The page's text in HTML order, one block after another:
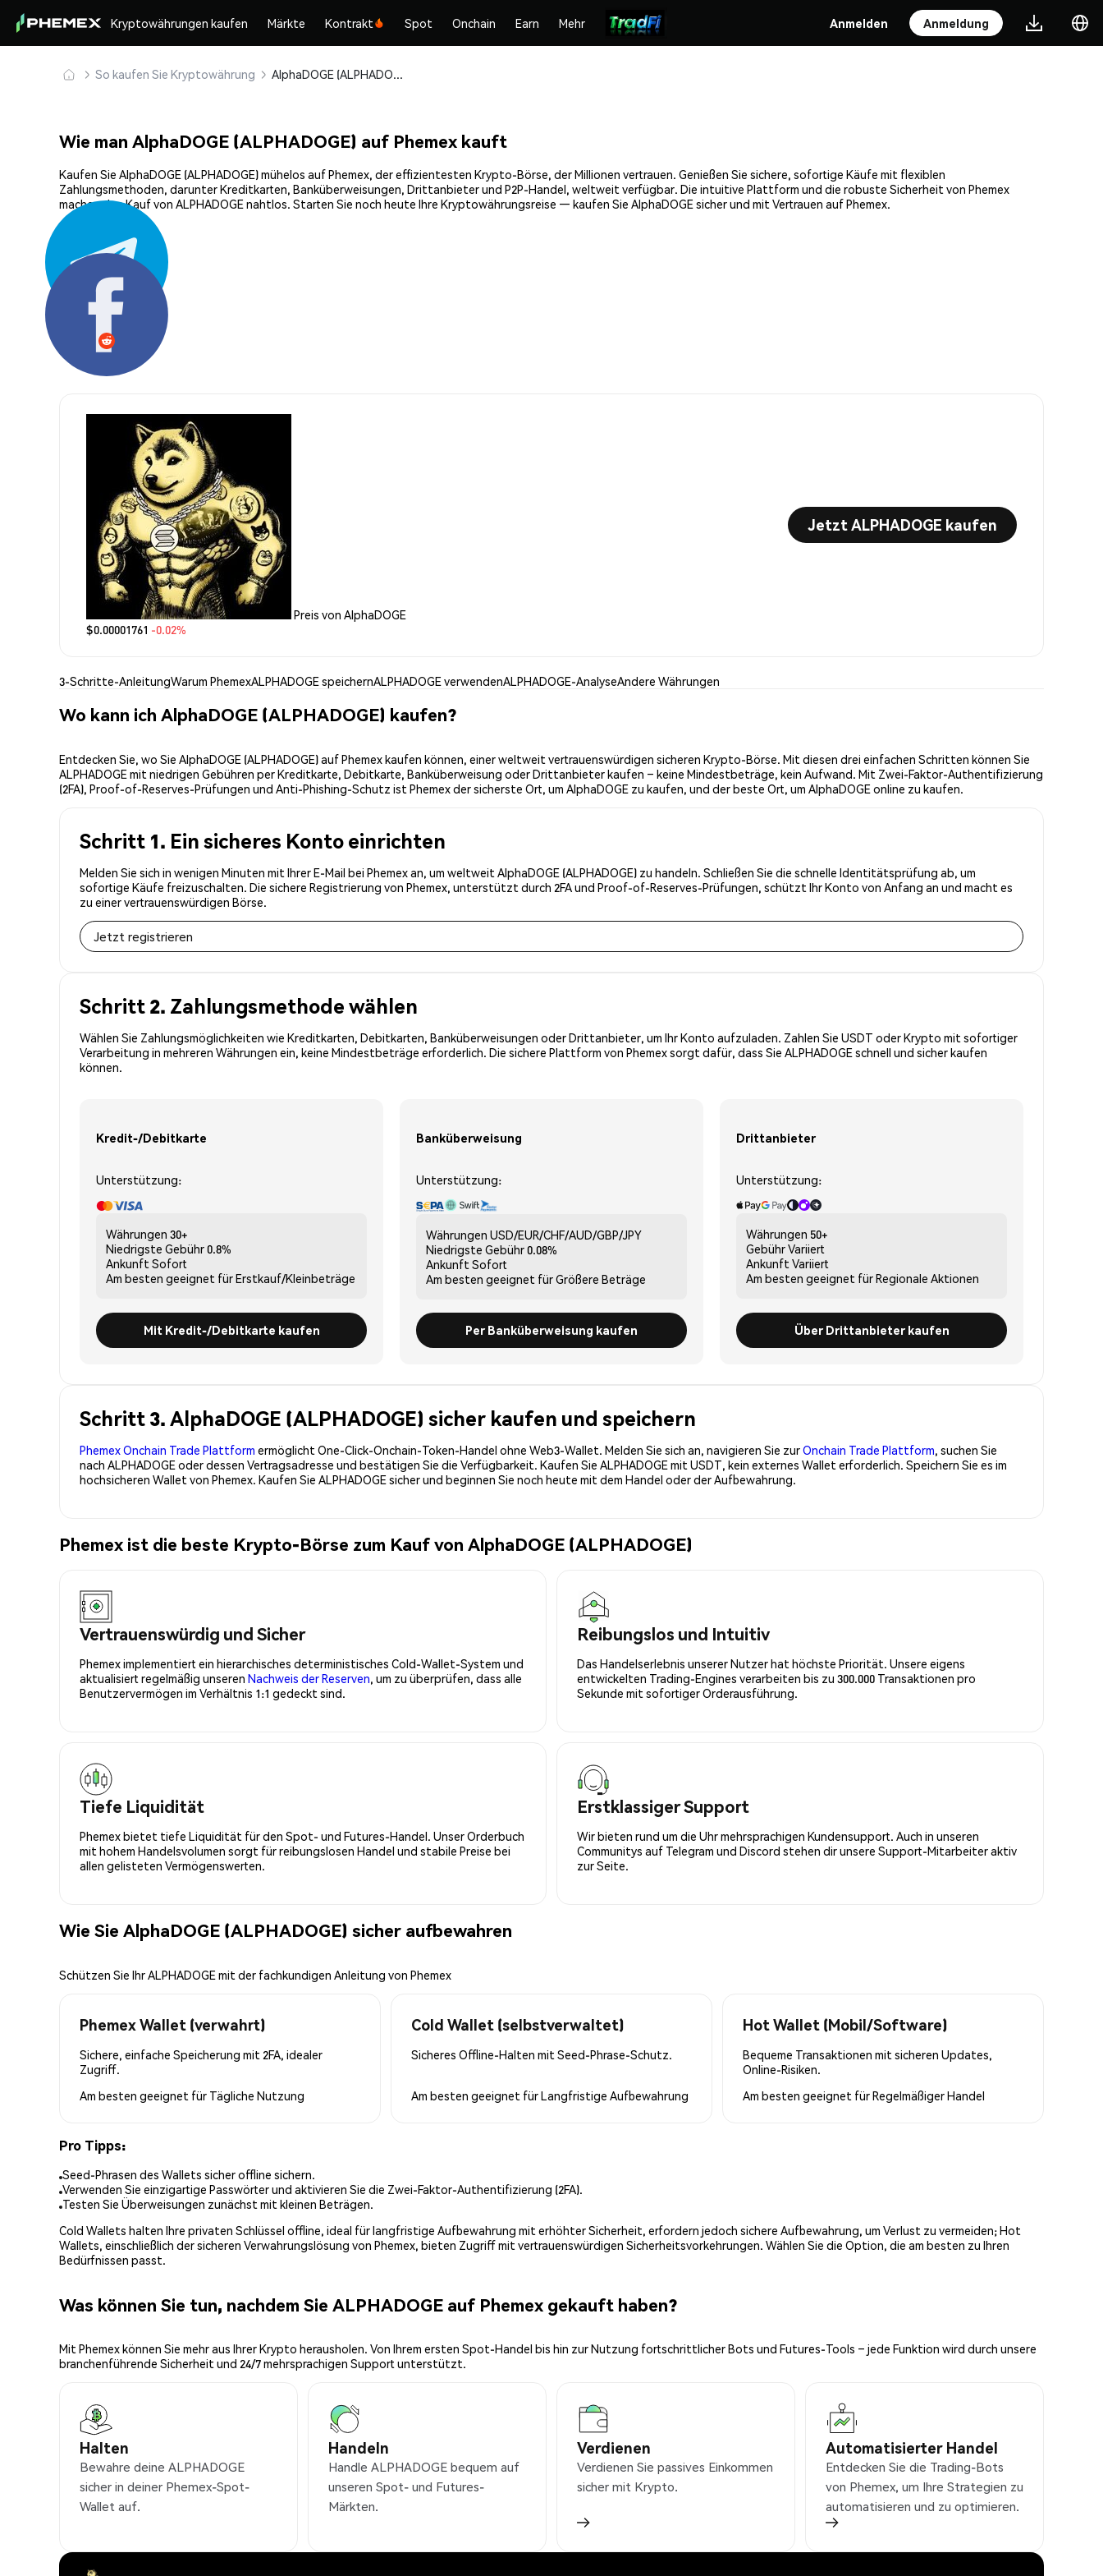
Kryptowährungen kaufen Märkte Kontrakt Spot Onchain Earn Mehr Anmelden Anmeldung
So kaufen Sie Kryptowährung AlphaDOGE (ALPHADOGE) sicher kaufen und speichern
Wie man AlphaDOGE (ALPHADOGE) auf Phemex kauft
Kaufen Sie AlphaDOGE (ALPHADOGE) mühelos auf Phemex, der effizientesten Krypto-Börse, der Millionen vertrauen. Genießen Sie sichere, sofortige Käufe mit flexiblen
Zahlungsmethoden, darunter Kreditkarten, Banküberweisungen, Drittanbieter und P2P-Handel, weltweit verfügbar. Die intuitive Plattform und die robuste Sicherheit von Phemex
machen den Kauf von ALPHADOGE nahtlos. Starten Sie noch heute Ihre Kryptowährungsreise — kaufen Sie AlphaDOGE sicher und mit Vertrauen auf Phemex.
Preis von AlphaDOGE
$0.00001761 -0.02%
Jetzt ALPHADOGE kaufen
3-Schritte-AnleitungWarum PhemexALPHADOGE speichernALPHADOGE verwendenALPHADOGE-AnalyseAndere Währungen
Wo kann ich AlphaDOGE (ALPHADOGE) kaufen?
Entdecken Sie, wo Sie AlphaDOGE (ALPHADOGE) auf Phemex kaufen können, einer weltweit vertrauenswürdigen sicheren Krypto-Börse. Mit diesen drei einfachen Schritten können Sie
ALPHADOGE mit niedrigen Gebühren per Kreditkarte, Debitkarte, Banküberweisung oder Drittanbieter kaufen – keine Mindestbeträge, kein Aufwand. Mit Zwei-Faktor-Authentifizierung
(2FA), Proof-of-Reserves-Prüfungen und Anti-Phishing-Schutz ist Phemex der sicherste Ort, um AlphaDOGE zu kaufen, und der beste Ort, um AlphaDOGE online zu kaufen.
Schritt 1. Ein sicheres Konto einrichten
Melden Sie sich in wenigen Minuten mit Ihrer E-Mail bei Phemex an, um weltweit AlphaDOGE (ALPHADOGE) zu handeln. Schließen Sie die schnelle Identitätsprüfung ab, um
sofortige Käufe freizuschalten. Die sichere Registrierung von Phemex, unterstützt durch 2FA und Proof-of-Reserves-Prüfungen, schützt Ihr Konto von Anfang an und macht es
zu einer vertrauenswürdigen Börse.
Jetzt registrieren
Schritt 2. Zahlungsmethode wählen
Wählen Sie Zahlungsmöglichkeiten wie Kreditkarten, Debitkarten, Banküberweisungen oder Drittanbieter, um Ihr Konto aufzuladen. Zahlen Sie USDT oder Krypto mit sofortiger
Verarbeitung in mehreren Währungen ein, keine Mindestbeträge erforderlich. Die sichere Plattform von Phemex sorgt dafür, dass Sie ALPHADOGE schnell und sicher kaufen
können.
Kredit-/Debitkarte
Unterstützung:
Währungen 30+
Niedrigste Gebühr0.8%
Ankunft Sofort
Am besten geeignet fürErstkauf/Kleinbeträge
Mit Kredit-/Debitkarte kaufen
Banküberweisung
Unterstützung:
Währungen USD/EUR/CHF/AUD/GBP/JPY
Niedrigste Gebühr0.08%
Ankunft Sofort
Am besten geeignet fürGrößere Beträge
Per Banküberweisung kaufen
Drittanbieter
Unterstützung:
Währungen 50+
GebührVariiert
Ankunft Variiert
Am besten geeignet fürRegionale Aktionen
Über Drittanbieter kaufen
Schritt 3. AlphaDOGE (ALPHADOGE) sicher kaufen und speichern
Phemex Onchain Trade Plattform ermöglicht One-Click-Onchain-Token-Handel ohne Web3-Wallet. Melden Sie sich an, navigieren Sie zurOnchain Trade Plattform, suchen Sie
nach ALPHADOGE oder dessen Vertragsadresse und bestätigen Sie die Verfügbarkeit. Kaufen Sie ALPHADOGE mit USDT, kein externes Wallet erforderlich. Speichern Sie es im
hochsicheren Wallet von Phemex. Kaufen Sie ALPHADOGE sicher und beginnen Sie noch heute mit dem Handel oder der Aufbewahrung.
Phemex ist die beste Krypto-Börse zum Kauf von AlphaDOGE (ALPHADOGE)
Vertrauenswürdig und Sicher
Phemex implementiert ein hierarchisches deterministisches Cold-Wallet-System und
aktualisiert regelmäßig unseren Nachweis der Reserven, um zu überprüfen, dass alle
Benutzervermögen im Verhältnis 1:1 gedeckt sind.
Reibungslos und Intuitiv
Das Handelserlebnis unserer Nutzer hat höchste Priorität. Unsere eigens
entwickelten Trading-Engines verarbeiten bis zu 300.000 Transaktionen pro
Sekunde mit sofortiger Orderausführung.
Tiefe Liquidität
Phemex bietet tiefe Liquidität für den Spot- und Futures-Handel. Unser Orderbuch
mit hohem Handelsvolumen sorgt für reibungslosen Handel und stabile Preise bei
allen gelisteten Vermögenswerten.
Erstklassiger Support
Wir bieten rund um die Uhr mehrsprachigen Kundensupport. Auch in unseren
Communitys auf Telegram und Discord stehen dir unsere Support-Mitarbeiter aktiv
zur Seite.
Wie Sie AlphaDOGE (ALPHADOGE) sicher aufbewahren
Schützen Sie Ihr ALPHADOGE mit der fachkundigen Anleitung von Phemex
Phemex Wallet (verwahrt)
Sichere, einfache Speicherung mit 2FA, idealer
Zugriff.
Am besten geeignet für Tägliche Nutzung
Cold Wallet (selbstverwaltet)
Sicheres Offline-Halten mit Seed-Phrase-Schutz.
Am besten geeignet fürLangfristige Aufbewahrung
Hot Wallet (Mobil/Software)
Bequeme Transaktionen mit sicheren Updates,
Online-Risiken.
Am besten geeignet fürRegelmäßiger Handel
Pro Tipps:
Seed-Phrasen des Wallets sicher offline sichern.
Verwenden Sie einzigartige Passwörter und aktivieren Sie die Zwei-Faktor-Authentifizierung (2FA).
Testen Sie Überweisungen zunächst mit kleinen Beträgen.
Cold Wallets halten Ihre privaten Schlüssel offline, ideal für langfristige Aufbewahrung mit erhöhter Sicherheit, erfordern jedoch sichere Aufbewahrung, um Verlust zu vermeiden; Hot
Wallets, einschließlich der sicheren Verwahrungslösung von Phemex, bieten Zugriff mit vertrauenswürdigen Sicherheitsvorkehrungen. Wählen Sie die Option, die am besten zu Ihren
Bedürfnissen passt.
Was können Sie tun, nachdem Sie ALPHADOGE auf Phemex gekauft haben?
Mit Phemex können Sie mehr aus Ihrer Krypto herausholen. Von Ihrem ersten Spot-Handel bis hin zur Nutzung fortschrittlicher Bots und Futures-Tools – jede Funktion wird durch unsere
branchenführende Sicherheit und 24/7 mehrsprachigen Support unterstützt.
Halten
Bewahre deine ALPHADOGE
sicher in deiner Phemex-Spot-
Wallet auf.
Handeln
Handle ALPHADOGE bequem auf
unseren Spot- und Futures-
Märkten.
Verdienen
Verdienen Sie passives Einkommen
sicher mit Krypto.
Automatisierter Handel
Entdecken Sie die Trading-Bots
von Phemex, um Ihre Strategien zu
automatisieren und zu optimieren.